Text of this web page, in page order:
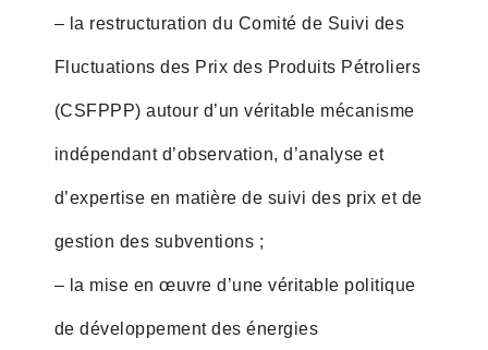
– la restructuration du Comité de Suivi des
Fluctuations des Prix des Produits Pétroliers
(CSFPPP) autour d’un véritable mécanisme
indépendant d’observation, d’analyse et
d’expertise en matière de suivi des prix et de
gestion des subventions ;
– la mise en œuvre d’une véritable politique
de développement des énergies